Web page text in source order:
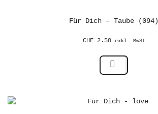
Für Dich – Taube (094)
CHF2.50 exkl. MwSt